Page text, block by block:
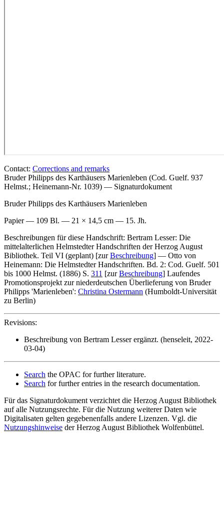
Contact: Corrections and remarks
Bruder Philipps des Karthäusers Marienleben (Cod. Guelf. 937
Helmst.; Heinemann-Nr. 1039) — Signaturdokument
Bruder Philipps des Karthäusers Marienleben
Papier — 109 Bl. — 21 × 14,5 cm — 15. Jh.
Beschreibungen für diese Handschrift: Bertram Lesser: Die
mittelalterlichen Helmstedter Handschriften der Herzog August
Bibliothek. Teil VI (geplant) [zurBeschreibung] — Otto von
Heinemann: Die Helmstedter Handschriften. Bd. 2: Cod. Guelf. 501
bis 1000 Helmst. (1886) S. 311 [zurBeschreibung] Laufendes
Promotionsprojekt zur niederdeutschen Überlieferung von Bruder
Philipps 'Marienleben': Christina Ostermann (Humboldt-Universität
zu Berlin)
Revisions:
Beschreibung von Bertram Lesser ergänzt. (henseleit, 2022-
03-04)
Search the OPAC for further literature.
Search for further entries in the research documentation.
Für das Signaturdokument verzichtet die Herzog August Bibliothek
auf alle Nutzungsrechte. Für die Nutzung weiterer Daten wie
Digitalisaten gelten gegebenenfalls andere Lizenzen. Vgl. die
Nutzungshinweise der Herzog August Bibliothek Wolfenbüttel.